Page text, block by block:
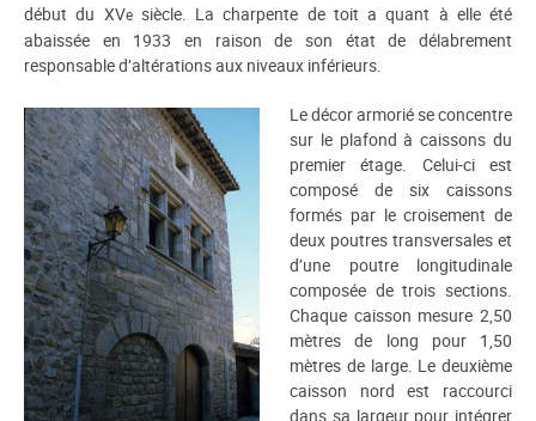
début du XVesiècle. La charpente de toit a quant à elle été
abaissée en 1933 en raison de son état de délabrement
responsable d’altérations aux niveaux inférieurs.
Le décor armorié se concentre
sur le plafond à caissons du
premier étage. Celui-ci est
composé de six caissons
formés par le croisement de
deux poutres transversales et
d’une poutre longitudinale
composée de trois sections.
Chaque caisson mesure 2,50
mètres de long pour 1,50
mètres de large. Le deuxième
caisson nord est raccourci
dans sa largeur pour intégrer